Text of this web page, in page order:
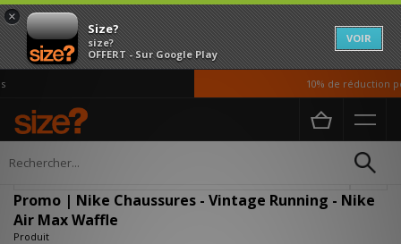
×
Size?
size?
OFFERT - Sur Google Play
VOIR
10% de réduction
Accueil Homme
Promo | Nike Chaussures - Vintage Running - Nike
Air Max Waffle
Produit